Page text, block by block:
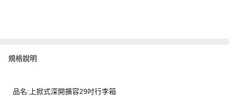
規格說明
品名:上掀式深開擴容29吋行李箱